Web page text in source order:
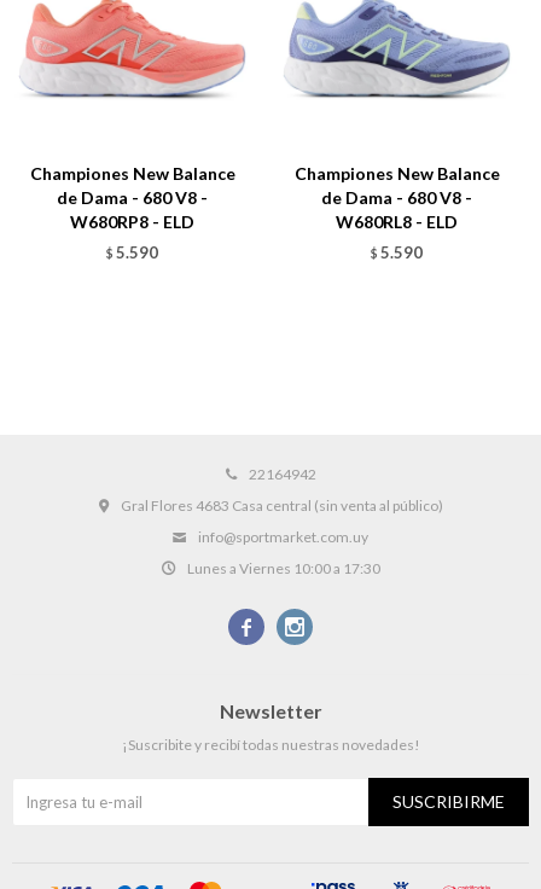
Championes New Balance
de Dama - 680 V8 -
W680RP8 - ELD
$ 5.590
Championes New Balance
de Dama - 680 V8 -
W680RL8 - ELD
$ 5.590
22164942
Gral Flores 4683 Casa central (sin venta al público)
info@sportmarket.com.uy
Lunes a Viernes 10:00 a 17:30
 
Newsletter
¡Suscribite y recibí todas nuestras novedades!
SUSCRIBIRME